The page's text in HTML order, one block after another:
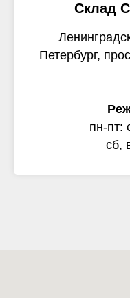
Склад
Петербург,
пн-пт:
сб,